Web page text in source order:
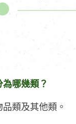
哪幾類？
類及其他類。